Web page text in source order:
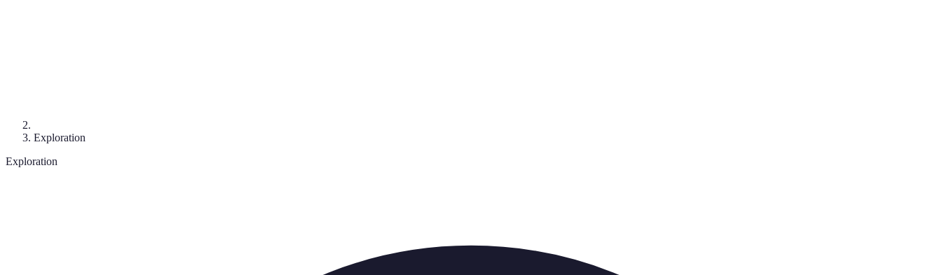
Exploration
Exploration